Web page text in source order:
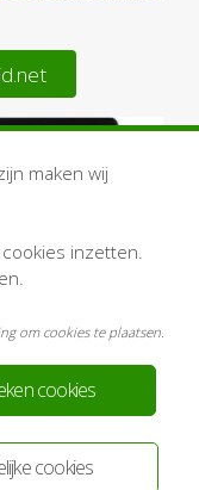
cookies
cookies
maken wij
inzetten.
om cookies te plaatsen.